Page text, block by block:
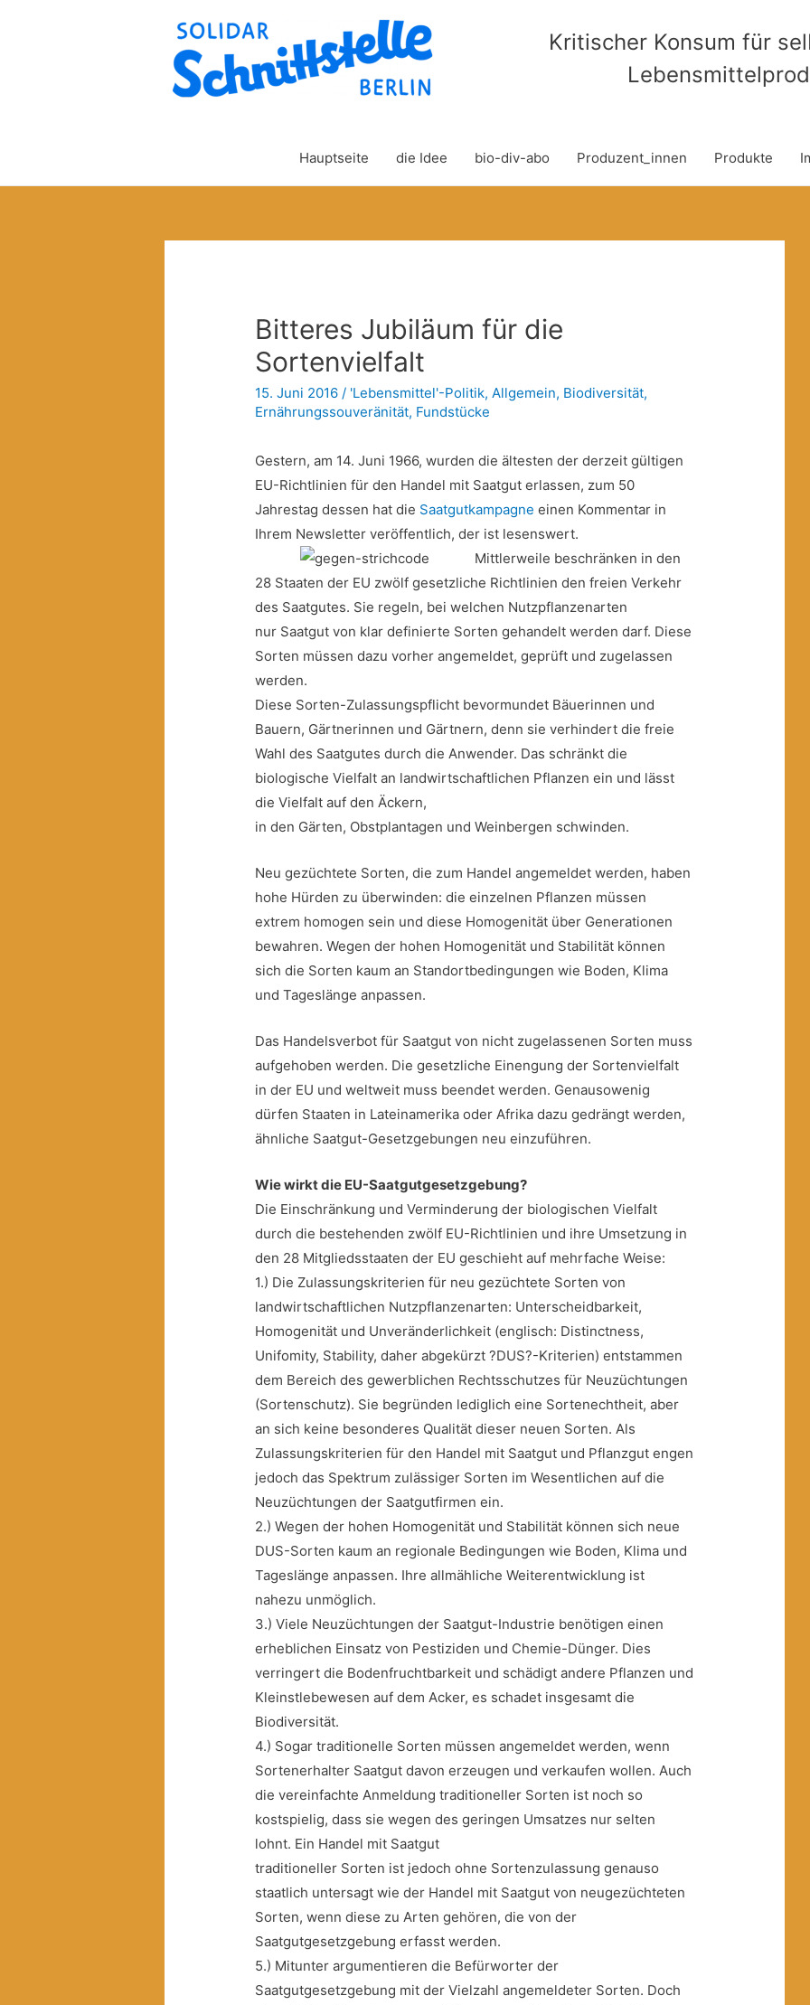
Kritischer Konsum für
Hauptseite die Idee bio-div-abo Produzent_innen Produkte
Bitteres Jubiläum für die
Sortenvielfalt
15. Juni 2016 / 'Lebensmittel'-Politik,Allgemein, Biodiversität,
Ernährungssouveränität, Fundstücke
Gestern, am 14. Juni 1966, wurden die ältesten der derzeit gültigen
EU-Richtlinien für den Handel mit Saatgut erlassen, zum 50
Jahrestag dessen hat die Saatgutkampagne einen Kommentar in
Ihrem Newsletter veröffentlich, der ist lesenswert.
Mittlerweile beschränken in den
28 Staaten der EU zwölf gesetzliche Richtlinien den freien Verkehr
des Saatgutes. Sie regeln, bei welchen Nutzpflanzenarten
nur Saatgut von klar definierte Sorten gehandelt werden darf. Diese
Sorten müssen dazu vorher angemeldet, geprüft und zugelassen
werden.
Diese Sorten-Zulassungspflicht bevormundet Bäuerinnen und
Bauern, Gärtnerinnen und Gärtnern, denn sie verhindert die freie
Wahl des Saatgutes durch die Anwender. Das schränkt die
biologische Vielfalt an landwirtschaftlichen Pflanzen ein und lässt
die Vielfalt auf den Äckern,
in den Gärten, Obstplantagen und Weinbergen schwinden.
Neu gezüchtete Sorten, die zum Handel angemeldet werden, haben
hohe Hürden zu überwinden: die einzelnen Pflanzen müssen
extrem homogen sein und diese Homogenität über Generationen
bewahren. Wegen der hohen Homogenität und Stabilität können
sich die Sorten kaum an Standortbedingungen wie Boden, Klima
und Tageslänge anpassen.
Das Handelsverbot für Saatgut von nicht zugelassenen Sorten muss
aufgehoben werden. Die gesetzliche Einengung der Sortenvielfalt
in der EU und weltweit muss beendet werden. Genausowenig
dürfen Staaten in Lateinamerika oder Afrika dazu gedrängt werden,
ähnliche Saatgut-Gesetzgebungen neu einzuführen.
Wie wirkt die EU-Saatgutgesetzgebung?
Die Einschränkung und Verminderung der biologischen Vielfalt
durch die bestehenden zwölf EU-Richtlinien und ihre Umsetzung in
den 28 Mitgliedsstaaten der EU geschieht auf mehrfache Weise:
1.) Die Zulassungskriterien für neu gezüchtete Sorten von
landwirtschaftlichen Nutzpflanzenarten: Unterscheidbarkeit,
Homogenität und Unveränderlichkeit (englisch: Distinctness,
Unifomity, Stability, daher abgekürzt ?DUS?-Kriterien) entstammen
dem Bereich des gewerblichen Rechtsschutzes für Neuzüchtungen
(Sortenschutz). Sie begründen lediglich eine Sortenechtheit, aber
an sich keine besonderes Qualität dieser neuen Sorten. Als
Zulassungskriterien für den Handel mit Saatgut und Pflanzgut engen
jedoch das Spektrum zulässiger Sorten im Wesentlichen auf die
Neuzüchtungen der Saatgutfirmen ein.
2.) Wegen der hohen Homogenität und Stabilität können sich neue
DUS-Sorten kaum an regionale Bedingungen wie Boden, Klima und
Tageslänge anpassen. Ihre allmähliche Weiterentwicklung ist
nahezu unmöglich.
3.) Viele Neuzüchtungen der Saatgut-Industrie benötigen einen
erheblichen Einsatz von Pestiziden und Chemie-Dünger. Dies
verringert die Bodenfruchtbarkeit und schädigt andere Pflanzen und
Kleinstlebewesen auf dem Acker, es schadet insgesamt die
Biodiversität.
4.) Sogar traditionelle Sorten müssen angemeldet werden, wenn
Sortenerhalter Saatgut davon erzeugen und verkaufen wollen. Auch
die vereinfachte Anmeldung traditioneller Sorten ist noch so
kostspielig, dass sie wegen des geringen Umsatzes nur selten
lohnt. Ein Handel mit Saatgut
traditioneller Sorten ist jedoch ohne Sortenzulassung genauso
staatlich untersagt wie der Handel mit Saatgut von neugezüchteten
Sorten, wenn diese zu Arten gehören, die von der
Saatgutgesetzgebung erfasst werden.
5.) Mitunter argumentieren die Befürworter der
Saatgutgesetzgebung mit der Vielzahl angemeldeter Sorten. Doch